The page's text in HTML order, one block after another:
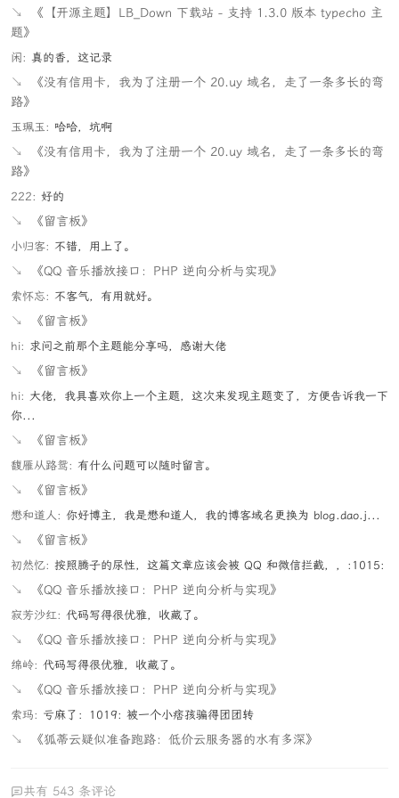
↘
《【开源主题】LB_Down 下载站 - 支持 1.3.0 版本 typecho 主
题》
闲: 真的香，这记录
↘
《没有信用卡，我为了注册一个 20.uy 域名，走了一条多长的弯
路》
玉珮玉: 哈哈，坑啊
↘
《没有信用卡，我为了注册一个 20.uy 域名，走了一条多长的弯
路》
222: 好的
↘ 《留言板》
小归客: 不错，用上了。
↘ 《QQ 音乐播放接口：PHP 逆向分析与实现》
索怀忘: 不客气，有用就好。
↘ 《留言板》
hi: 求问之前那个主题能分享吗，感谢大佬
↘ 《留言板》
hi: 大佬，我具喜欢你上一个主题，这次来发现主题变了，方便告诉我一下
你...
↘ 《留言板》
馥雁从路鸳: 有什么问题可以随时留言。
↘ 《留言板》
懋和道人: 你好博主，我是懋和道人，我的博客域名更换为 blog.dao.j...
↘ 《留言板》
初然忆: 按照腾子的尿性，这篇文章应该会被 QQ 和微信拦截，，:1015:
↘ 《QQ 音乐播放接口：PHP 逆向分析与实现》
寂芳沙红: 代码写得很优雅，收藏了。
↘ 《QQ 音乐播放接口：PHP 逆向分析与实现》
绵岭: 代码写得很优雅，收藏了。
↘ 《QQ 音乐播放接口：PHP 逆向分析与实现》
索玛: 亏麻了：1019: 被一个小痞孩骗得团团转
↘ 《狐蒂云疑似准备跑路：低价云服务器的水有多深》
共有 543 条评论